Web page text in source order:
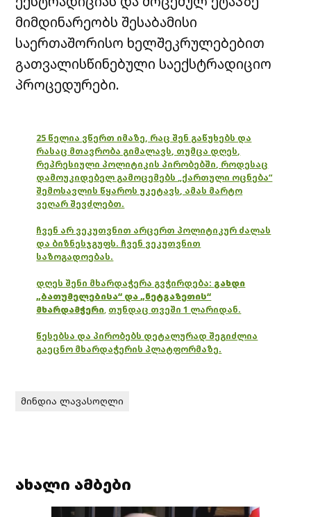
მიმდინარეობს შესაბამისი
საერთაშორისო ხელშეკრულებებით
გათვალისწინებული საექსტრადიციო
პროცედურები.
25 წელია ვწერთ იმაზე, რაც შენ გაწუხებს და
რასაც მთავრობა გიმალავს, თუმცა დღეს,
რეპრესიული პოლიტიკის პირობებში, როდესაც
დამოუკიდებელ გამოცემებს „ქართული ოცნება“
შემოსავლის წყაროს უკეტავს, ამას მარტო
ვეღარ შევძლებთ.
ჩვენ არ ვეკუთვნით არცერთ პოლიტიკურ ძალას
და ბიზნესჯგუფს. ჩვენ ვეკუთვნით
საზოგადოებას.
დღეს შენი მხარდაჭერა გვჭირდება: გახდი
„ბათუმელებისა“ და „ნეტგაზეთის“
მხარდამჭერი, თუნდაც თვეში 1 ლარიდან.
წესებსა და პირობებს დეტალურად შეგიძლია
გაეცნო მხარდაჭერის პლატფორმაზე.
მინდია ლავასოღლი
ახალი ამბები